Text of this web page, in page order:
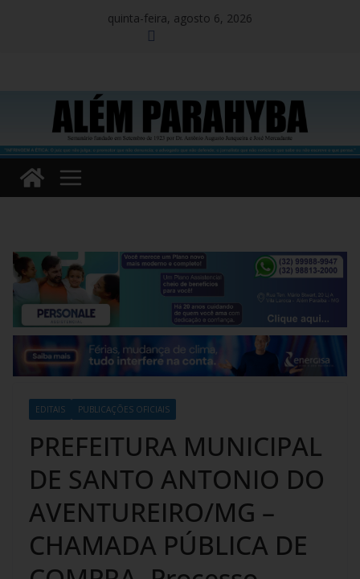
quinta-feira, agosto 6, 2026
EDITAIS PUBLICAÇÕES OFICIAIS
PREFEITURA MUNICIPAL
DE SANTO ANTONIO DO
AVENTUREIRO/MG –
CHAMADA PÚBLICA DE